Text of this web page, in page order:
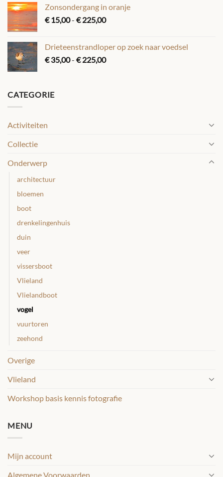
€ 225,00
Zonsondergang in oranje
€15,00- €225,00Prijsklasse:
€ 225,00
Drieteenstrandloper op zoek naar voedsel
€35,00- €225,00Prijsklasse:
CATEGORIE
Activiteiten
Collectie
Onderwerp
architectuur
bloemen
boot
drenkelingenhuis
duin
veer
vissersboot
Vlieland
Vlielandboot
vogel
vuurtoren
zeehond
Overige
Vlieland
Workshop basis kennis fotografie
MENU
Mijn account
Algemene Voorwaarden